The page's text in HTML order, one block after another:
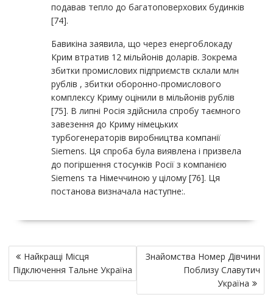
подавав тепло до багатоповерхових будинків
[74].
Бавикіна заявила, що через енергоблокаду
Крим втратив 12 мільйонів доларів. Зокрема
збитки промислових підприємств склали млн
рублів , збитки оборонно-промислового
комплексу Криму оцінили в мільйонів рублів
[75]. В липні Росія здійснила спробу таємного
завезення до Криму німецьких
турбогенераторів виробництва компанії
Siemens. Ця спроба була виявлена і призвела
до погіршення стосунків Росії з компанією
Siemens та Німеччиною у цілому [76]. Ця
постанова визначала наступне:.
P
o
s
Найкращі Місця
Підключення Тальне Україна
Знайомства Номер Дівчини
Поблизу Славутич
Україна